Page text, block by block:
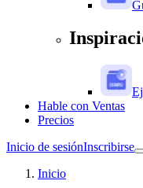
Hable con Ventas
Precios
Inicio de sesiónInscribirse
Inicio